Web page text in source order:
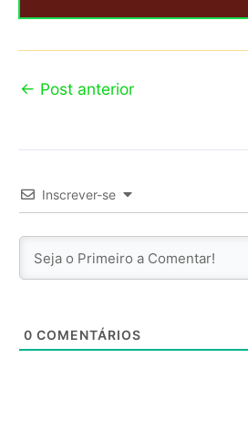
← Post anterior
Inscrever-se
0 COMENTÁRIOS